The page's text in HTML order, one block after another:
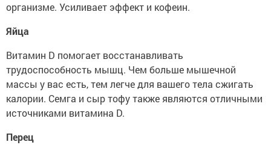
организме. Усиливает эффект и кофеин.
Яйца
Витамин D помогает восстанавливать
трудоспособность мышц. Чем больше мышечной
массы у вас есть, тем легче для вашего тела сжигать
калории. Семга и сыр тофу также являются отличными
источниками витамина D.
Перец